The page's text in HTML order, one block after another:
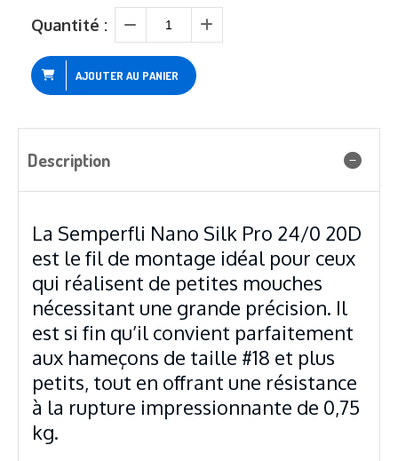
Quantité :
AJOUTER AU PANIER
Description
La Semperfli Nano Silk Pro 24/0 20D
est le fil de montage idéal pour ceux
qui réalisent de petites mouches
nécessitant une grande précision. Il
est si fin qu’il convient parfaitement
aux hameçons de taille #18 et plus
petits, tout en offrant une résistance
à la rupture impressionnante de 0,75
kg.